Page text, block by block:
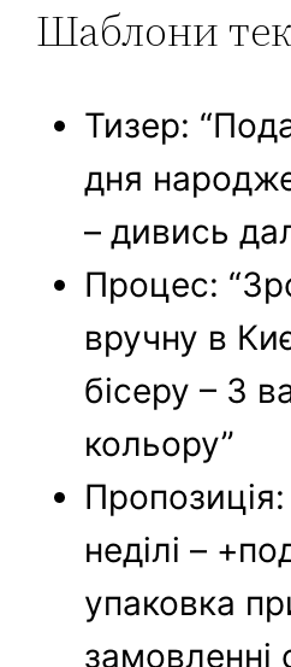
Шаблони
Тизер:
дня
– дивись
Процес:
вручну в
бісеру – 3
кольору”
неділі –
упаковка
замовленні